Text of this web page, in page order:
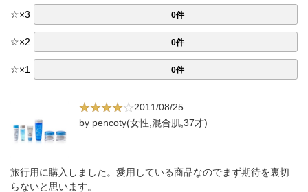
☆×3 0件
☆×2 0件
☆×1 0件
2011/08/25
by pencoty(女性,混合肌,37才)
旅行用に購入しました。愛用している商品なのでまず期待を裏切
らないと思います。